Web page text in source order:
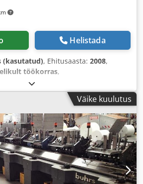
Helistada
(kasutatud), Ehitusaasta: 2008,
töökorras,
Väike kuulutus